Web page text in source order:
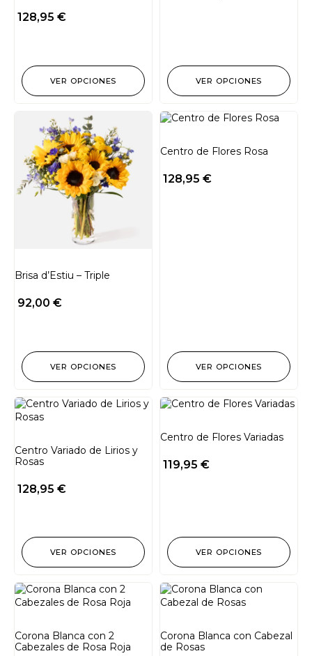
128,95 €
VER OPCIONES VER OPCIONES
Brisa d’Estiu – Triple
92,00 €
VER OPCIONES
Centro de Flores Rosa
128,95 €
VER OPCIONES
Centro Variado de Lirios y
Rosas
128,95 €
VER OPCIONES
Centro de Flores Variadas
119,95 €
VER OPCIONES
Corona Blanca con 2
Cabezales de Rosa Roja
Corona Blanca con Cabezal
de Rosas